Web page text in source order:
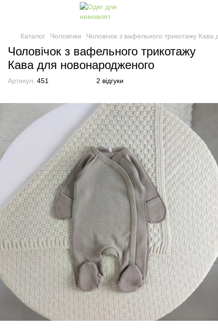
Каталог Чоловічки Чоловічок з вафельного трикотажу
Чоловічок з вафельного трикотажу
Кава для новонародженого
Артикул: 451 2 відгуки